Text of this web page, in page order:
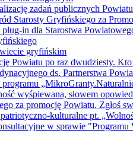
zadań publicznych
Starosty Gryfińskiego za
in dla Starostwa
gryfińskim
Powiatu po raz dwudziesty.
ds. Partnerstwa
wyśpiewana, słowem
za promocję Powiatu. Zgłoś
kulturalne pt.
w sprawie